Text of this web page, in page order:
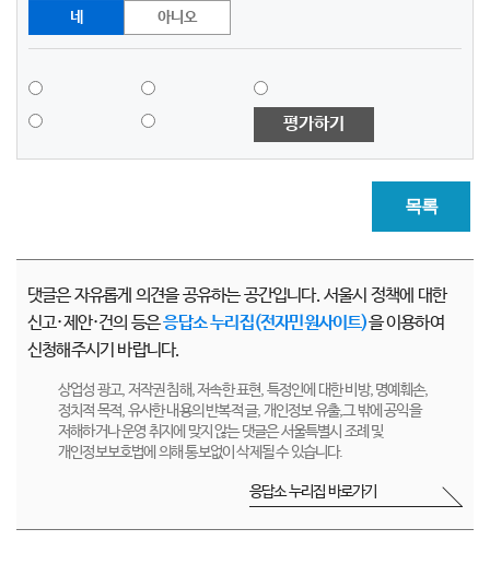
네 아니오
평가하기
목록
댓글은 자유롭게 의견을 공유하는 공간입니다. 서울시 정책에 대한
신고·제안·건의 등은응답소 누리집(전자민원사이트)을 이용하여
신청해주시기 바랍니다.
상업성 광고, 저작권 침해, 저속한 표현, 특정인에 대한 비방, 명예훼손,
정치적 목적, 유사한 내용의 반복적 글, 개인정보 유출,그 밖에 공익을
저해하거나 운영 취지에 맞지 않는 댓글은 서울특별시 조례 및
개인정보보호법에 의해 통보없이 삭제될 수 있습니다.
응답소 누리집 바로가기